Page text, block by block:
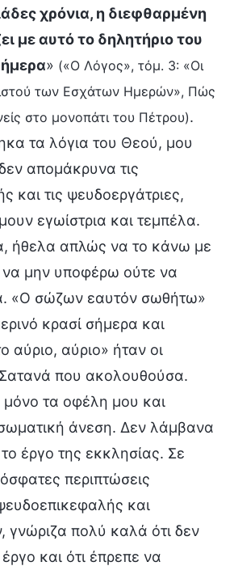
χρόνια, η διεφθαρμένη
με αυτό το δηλητήριο του
» («Ο Λόγος», τόμ. 3: «Οι
των Εσχάτων Ημερών», Πώς
στο μονοπάτι του Πέτρου).
τα λόγια του Θεού, μου
απομάκρυνα τις
και τις ψευδοεργάτριες,
εγωίστρια και τεμπέλα.
ήθελα απλώς να το κάνω με
μην υποφέρω ούτε να
«Ο σώζων εαυτόν σωθήτω»
κρασί σήμερα και
αύριο, αύριο» ήταν οι
που ακολουθούσα.
τα οφέλη μου και
άνεση. Δεν λάμβανα
έργο της εκκλησίας. Σε
περιπτώσεις
και
γνώριζα πολύ καλά ότι δεν
και ότι έπρεπε να